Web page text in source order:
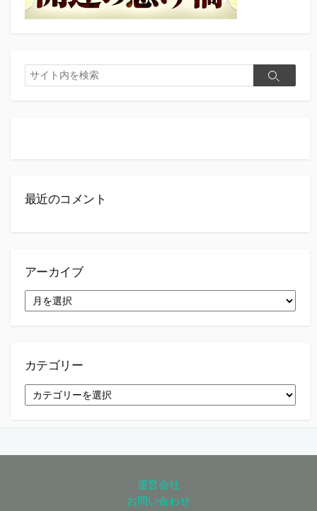
検
索
検
最近のコメント
アーカイブ
ー
カテゴリー
テ
運営会社
お問い合わせ